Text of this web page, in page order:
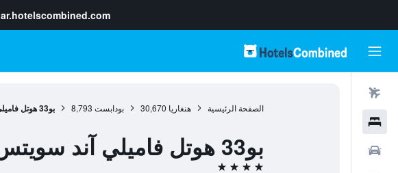
ar.hotelscombined.com
الصفحة الرئيسية هنغاريا 30,670 بودابست 8,793 بو33 هوتل فاميلي آند سويتس
بو33 هوتل فاميلي آند سويتس
4 نجوم